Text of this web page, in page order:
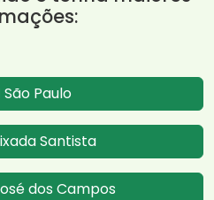
São Paulo
Santista
dos Campos